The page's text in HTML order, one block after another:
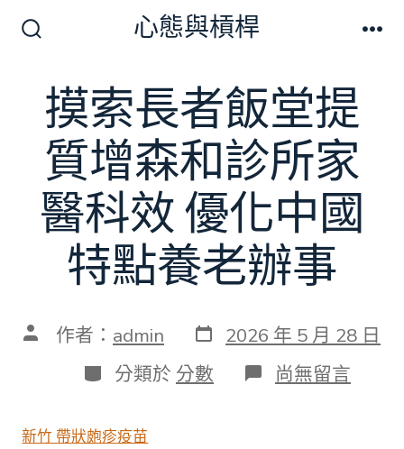
換
開
關
心態與槓桿
摸索長者飯堂提
質增森和診所家
醫科效 優化中國
特點養老辦事
文 作者： admin 發
表
日
期
2026 年 5 月 28 日
分
類
分類於 分數 在
〈摸
尚無留言
新竹 帶狀皰疹疫苗